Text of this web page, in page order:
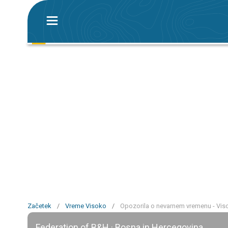
Začetek / Vreme Visoko / Opozorila o nevarnem vremenu -